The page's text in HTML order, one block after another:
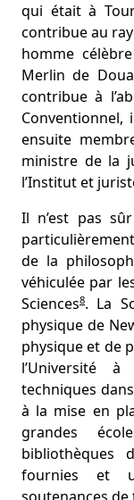
qui était à
contribue au
homme
Merlin de
contribue à
ensuite
ministre de la
l’Institut et
Il n’est pas
de la
véhiculée par
Sciences8. La
physique de
physique et de
l’Université
techniques
à la mise en
grandes
bibliothèques
fournies et